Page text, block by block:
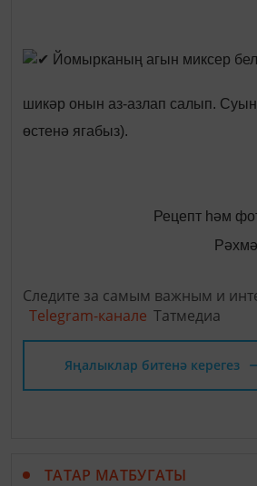
Йомырканың агын миксер
шикәр онын аз-азлап салып.
өстенә ягабыз).
Рецепт һәм
Следите за самым важным и
Telegram-канале Татмедиа
Яңалыклар битенә керегез
ТАТАР МАТБУГАТЫ